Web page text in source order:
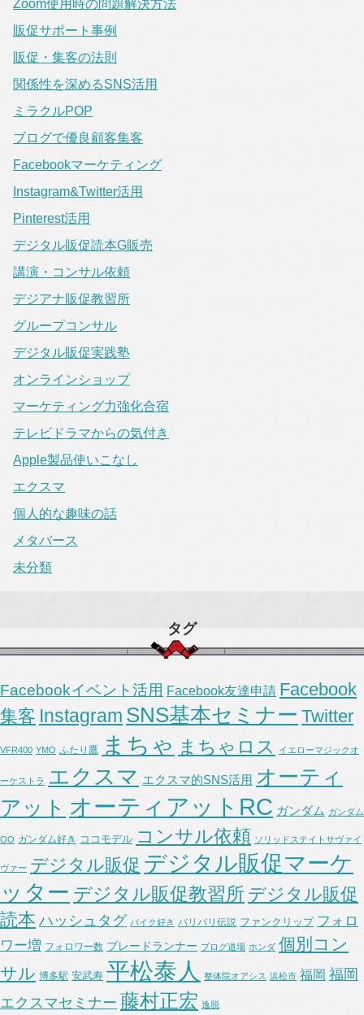
Zoom使用時の問題解決方法
販促サポート事例
販促・集客の法則
関係性を深めるSNS活用
ミラクルPOP
ブログで優良顧客集客
Facebookマーケティング
Instagram&Twitter活用
Pinterest活用
デジタル販促読本G販売
講演・コンサル依頼
デジアナ販促教習所
グループコンサル
デジタル販促実践塾
オンラインショップ
マーケティング力強化合宿
テレビドラマからの気付き
Apple製品使いこなし
エクスマ
個人的な趣味の話
メタバース
未分類
タグ
Facebookイベント活用 Facebook友達申請 Facebook
集客 Instagram SNS基本セミナー Twitter
VFR400 YMO ふたり鷹 まちゃ まちゃロス イエローマジックオ
ーケストラ エクスマ エクスマ的SNS活用 オーティ
アット オーティアットRC ガンダム ガンダム
OO ガンダム好き ココモデル コンサル依頼 ソリッドステイトサヴァイ
ヴァー デジタル販促 デジタル販促マーケ
ッター デジタル販促教習所 デジタル販促
読本 ハッシュタグ バイク好き バリバリ伝説 ファンクリップ フォロ
ワー増 フォロワー数 ブレードランナー ブログ道場 ホンダ 個別コン
サル 博多駅 安武寿 平松泰人 整体院オアシス 浜松市 福岡 福岡
エクスマセミナー 藤村正宏 逸脱